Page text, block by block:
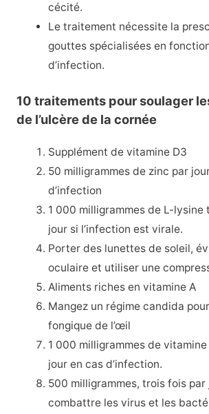
cécité.
Le traitement nécessite la
gouttes spécialisées en
d’infection.
10 traitements pour soulager
de l’ulcère de la cornée
Supplément de vitamine D3
50 milligrammes de zinc par
d’infection
1 000 milligrammes de L-lysine
jour si l’infection est virale.
Porter des lunettes de soleil,
oculaire et utiliser une
Aliments riches en vitamine A
Mangez un régime candida
fongique de l’œil
1 000 milligrammes de
jour en cas d’infection.
500 milligrammes, trois fois par
combattre les virus et les